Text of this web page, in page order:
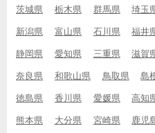
茨城県 栃木県 群馬県 埼玉
新潟県 富山県 石川県 福井
静岡県 愛知県 三重県 滋賀
奈良県 和歌山県 鳥取県 島
徳島県 香川県 愛媛県 高知
熊本県 大分県 宮崎県 鹿児